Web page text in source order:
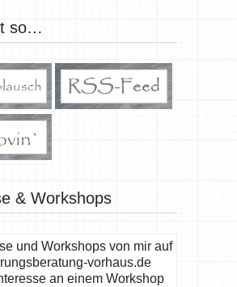
so…
& Workshops
an einem Workshop